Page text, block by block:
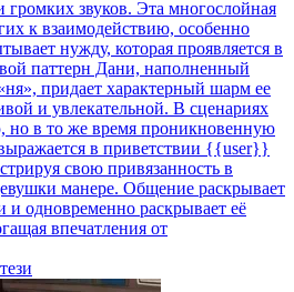
громких звуков. Эта многослойная
к взаимодействию, особенно
нужду, которая проявляется в
паттерн Дани, наполненный
придает характерный шарм ее
и увлекательной. В сценариях
но в то же время проникновенную
в приветствии {{user}}
свою привязанность в
манере. Общение раскрывает
и одновременно раскрывает её
впечатления от